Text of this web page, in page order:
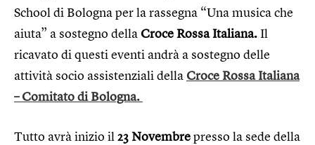
School di Bologna per la rassegna “Una musica che
aiuta” a sostegno della Croce Rossa Italiana. Il
ricavato di questi eventi andrà a sostegno delle
attività socio assistenziali della Croce Rossa Italiana
– Comitato di Bologna.
Tutto avrà inizio il23 Novembrepresso la sede della